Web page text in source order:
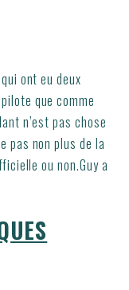
ont eu deux
que comme
n’est pas chose
pas non plus de la
ou non.Guy a